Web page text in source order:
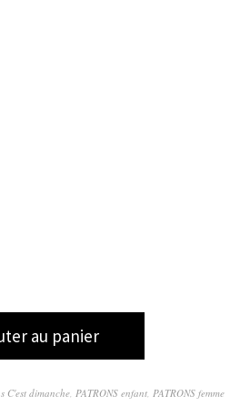
au panier
C'est dimanche, PATRONS enfant, PATRONS femme